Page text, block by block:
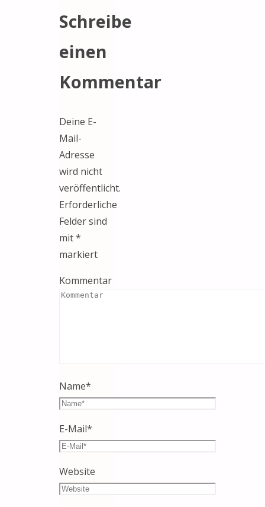
Schreibe
einen
Kommentar
Deine E-
Mail-
Adresse
wird nicht
veröffentlicht.
Erforderliche
Felder sind
mit*
markiert
Kommentar
Name*
E-Mail*
Website